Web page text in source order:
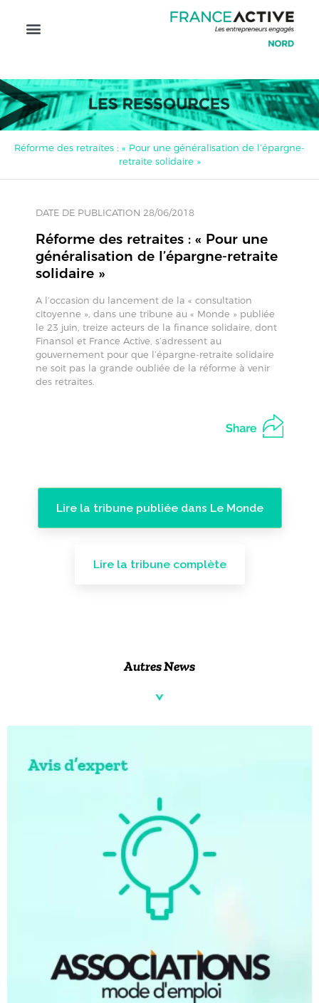
Réforme des retraites : « Pour une généralisation de l’épargne-
retraite solidaire »
DATE DE PUBLICATION 28/06/2018
Réforme des retraites : « Pour une
généralisation de l’épargne-retraite
solidaire »
A l’occasion du lancement de la « consultation
citoyenne », dans une tribune au « Monde » publiée
le 23 juin, treize acteurs de la finance solidaire, dont
Finansol et France Active, s’adressent au
gouvernement pour que l’épargne-retraite solidaire
ne soit pas la grande oubliée de la réforme à venir
des retraites.
Lire la tribune publiée dans Le Monde
Lire la tribune complète
Autres News